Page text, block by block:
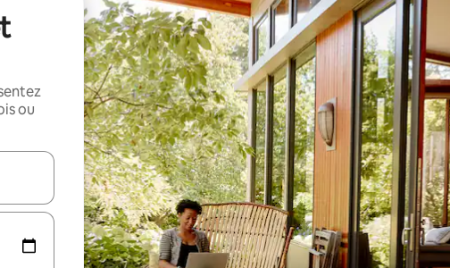
ou
vers le haut et vers le bas pour les parcourir ou en appuyant et en